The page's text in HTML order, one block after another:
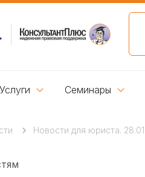
Услуги Семинары
Новости для юриста.